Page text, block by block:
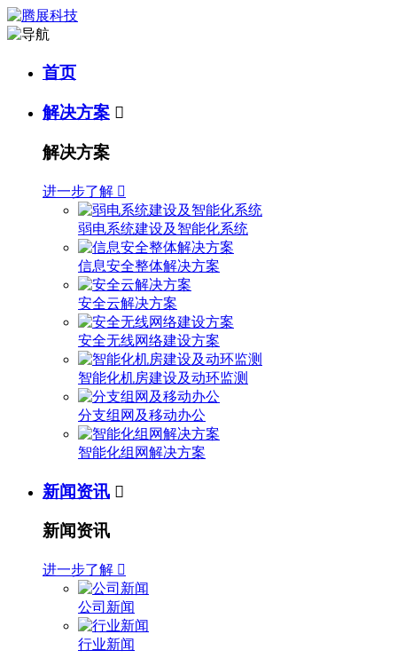
首页
解决方案 
解决方案
进一步了解 
弱电系统建设及智能化系统
信息安全整体解决方案
安全云解决方案
安全无线网络建设方案
智能化机房建设及动环监测
分支组网及移动办公
智能化组网解决方案
新闻资讯 
新闻资讯
进一步了解 
公司新闻
行业新闻